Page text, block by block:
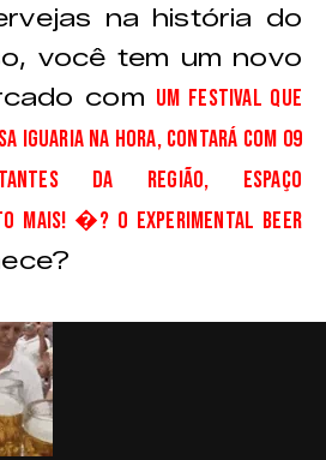
na história do
você tem um novo
com um festival que
NA HORA, contará com 09
da região, espaço
mais! �? o Experimental Beer